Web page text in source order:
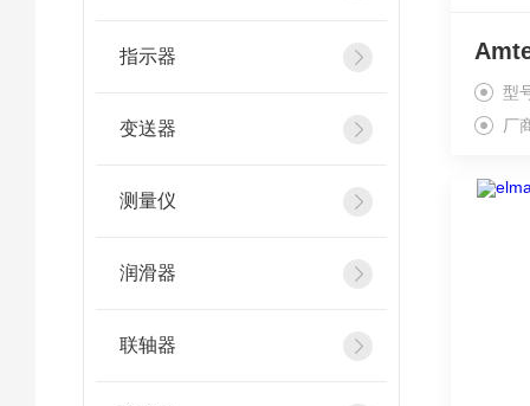
指示器
变送器
测量仪
润滑器
联轴器
型
厂